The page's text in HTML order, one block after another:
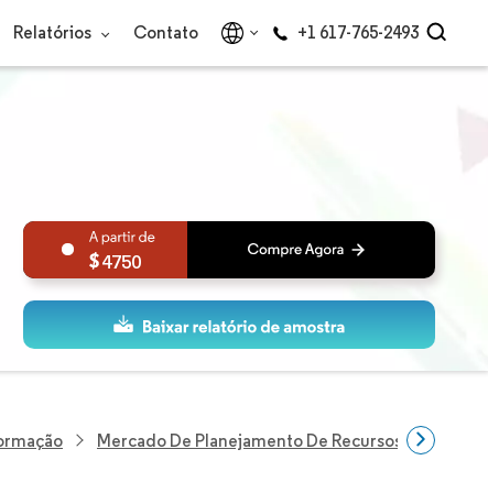
Relatórios Contato +1 617-765-2493
4750
Mercado De Planejamento De Recursos